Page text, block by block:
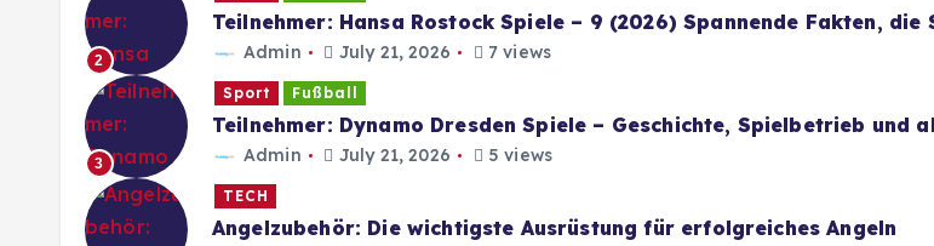
2
Teilnehmer: Hansa Rostock Spiele – 9 (2026) Spannende Fakten, die
Admin July 21, 2026 7 views
3
Sport Fußball
Teilnehmer: Dynamo Dresden Spiele – Geschichte, Spielbetrieb und
Admin July 21, 2026 5 views
TECH
Angelzubehör: Die wichtigste Ausrüstung für erfolgreiches Angeln